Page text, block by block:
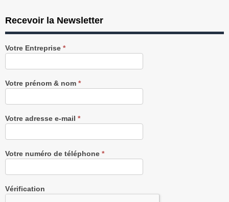
Recevoir la Newsletter
Recevez
notre
gratuitement
Votre Entreprise *
Votre prénom & nom *
Votre adresse e-mail *
Votre numéro de téléphone *
Vérification